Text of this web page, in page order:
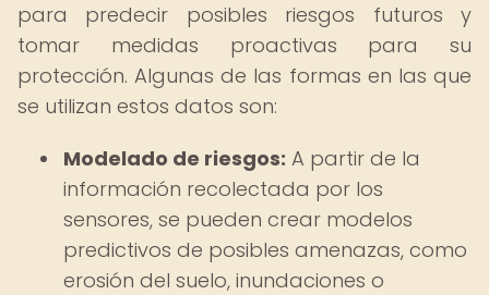
para predecir posibles riesgos futuros y
tomar medidas proactivas para su
protección. Algunas de las formas en las que
se utilizan estos datos son:
Modelado de riesgos: A partir de la
información recolectada por los
sensores, se pueden crear modelos
predictivos de posibles amenazas, como
erosión del suelo, inundaciones o